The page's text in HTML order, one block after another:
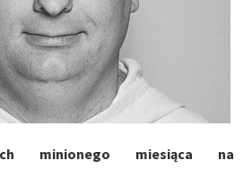
minionego miesiąca na